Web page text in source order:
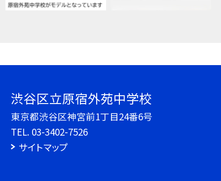
渋谷区立原宿外苑中学校
東京都渋谷区神宮前1丁目24番6号
TEL. 03-3402-7526
サイトマップ